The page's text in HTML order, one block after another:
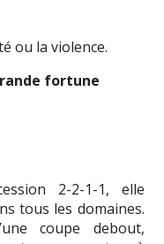
ou la violence.
fortune
2-2-1-1, elle
tous les domaines.
coupe debout,